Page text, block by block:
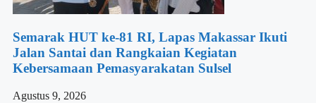
Semarak HUT ke-81 RI, Lapas Makassar Ikuti
Jalan Santai dan Rangkaian Kegiatan
Kebersamaan Pemasyarakatan Sulsel
Agustus 9, 2026